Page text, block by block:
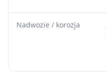
Nadwozie / korozja